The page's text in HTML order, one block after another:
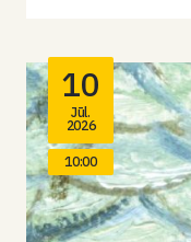
10
Jūl.
2026
10:00